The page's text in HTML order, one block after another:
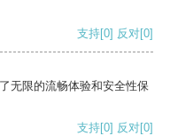
支持[0] 反对[0]
无限的流畅体验和安全性保
支持[0] 反对[0]